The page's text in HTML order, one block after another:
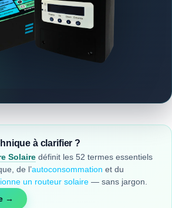
à clarifier ?
Solaire définit les 52 termes essentiels
de l’autoconsommation et du
un routeur solaire — sans jargon.
→